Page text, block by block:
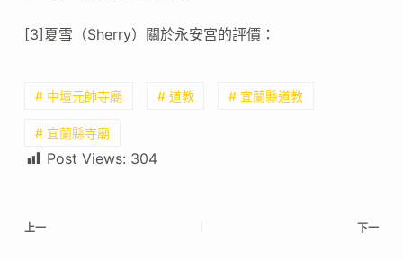
[3]夏雪（Sherry）關於永安宮的評價：
# 中壇元帥寺廟 # 道教 # 宜蘭縣道教
# 宜蘭縣寺廟
Post Views: 304
上一 下一